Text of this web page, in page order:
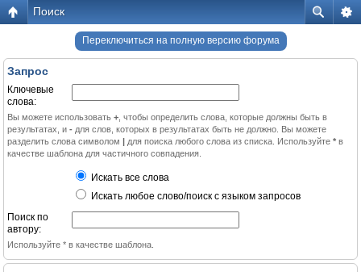
Поиск
Переключиться на полную версию форума
Запрос
Ключевые
слова:
Вы можете использовать + , чтобы определить слова, которые должны быть в
результатах, и - для слов, которых в результатах быть не должно. Вы можете
разделить слова символом | для поиска любого слова из списка. Используйте * в
качестве шаблона для частичного совпадения.
Искать все слова
Искать любое слово/поиск с языком запросов
Поиск по
автору:
Используйте * в качестве шаблона.